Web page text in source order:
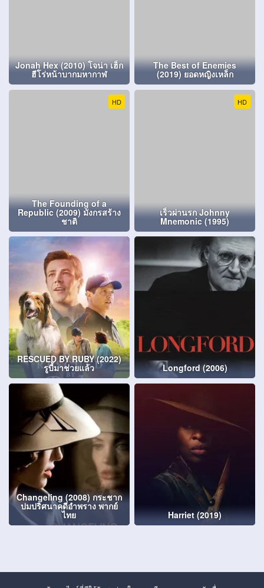
Jonah Hex (2010) โจน่า เฮ็ก
ฮีโร่หน้าบากมหากาฬ
The Best of Enemies
(2019) ยอดหญิงเหล็ก
HD
The Founding of a
Republic (2009) มังกรสร้าง
ชาติ
HD
เร็วผ่านรก Johnny
Mnemonic (1995)
RESCUED BY RUBY (2022)
รูบี้มาช่วยแล้ว Longford (2006)
Changeling (2008) กระชาก
ปมปริศนาคดีอำพราง พากย์
ไทย Harriet (2019)